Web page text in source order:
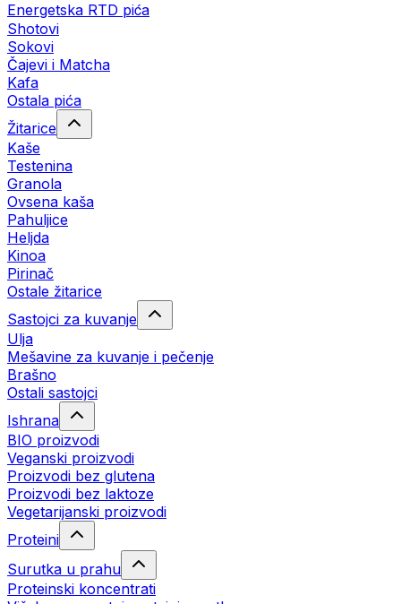
Energetska RTD pića
Shotovi
Sokovi
Čajevi i Matcha
Kafa
Ostala pića
Žitarice
Kaše
Testenina
Granola
Ovsena kaša
Pahuljice
Heljda
Kinoa
Pirinač
Ostale žitarice
Sastojci za kuvanje
Ulja
Mešavine za kuvanje i pečenje
Brašno
Ostali sastojci
Ishrana
BIO proizvodi
Veganski proizvodi
Proizvodi bez glutena
Proizvodi bez laktoze
Vegetarijanski proizvodi
Proteini
Surutka u prahu
Proteinski koncentrati